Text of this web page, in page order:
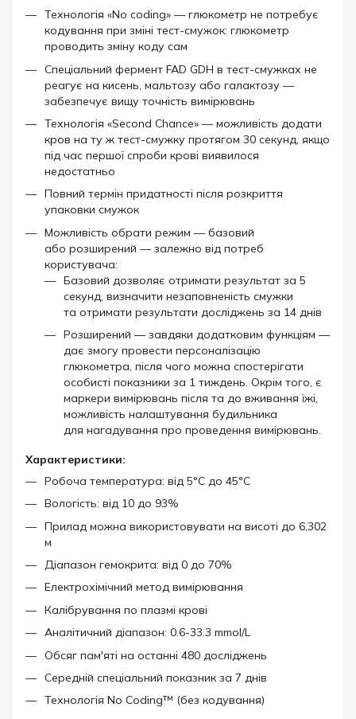
Технологія «No coding» — глюкометр не потребує
кодування при зміні тест-смужок: глюкометр
проводить зміну коду сам
Спеціальний фермент FAD GDH в тест-смужках не
реагує на кисень, мальтозу або галактозу —
забезпечує вищу точність вимірювань
Технологія «Second Chance» — можливість додати
кров на ту ж тест-смужку протягом 30 секунд, якщо
під час першої спроби крові виявилося
недостатньо
Повний термін придатності після розкриття
упаковки смужок
Можливість обрати режим — базовий
або розширений — залежно від потреб
користувача:
Базовий дозволяє отримати результат за 5
секунд, визначити незаповненість смужки
та отримати результати досліджень за 14 днів
Розширений — завдяки додатковим функціям —
дає змогу провести персоналізацію
глюкометра, після чого можна спостерігати
особисті показники за 1 тиждень. Окрім того, є
маркери вимірювань після та до вживання їжі,
можливість налаштування будильника
для нагадування про проведення вимірювань.
Характеристики:
Робоча температура: від 5°C до 45°C
Вологість: від 10 до 93%
Прилад можна використовувати на висоті до 6,302
м
Діапазон гемокрита: від 0 до 70%
Електрохімічний метод вимірювання
Калібрування по плазмі крові
Аналітичний діапазон: 0.6-33.3 mmol/L
Обсяг пам'яті на останні 480 досліджень
Середній спеціальний показник за 7 днів
Технологія No Coding™ (без кодування)